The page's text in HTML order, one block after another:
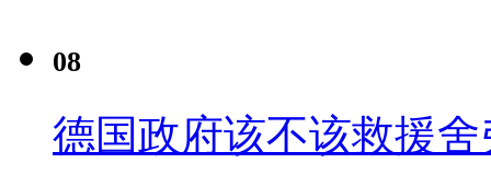
08
德国政府该不该救援舍